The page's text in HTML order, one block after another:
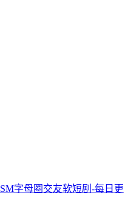
SM字母圈交友软短剧-每日更